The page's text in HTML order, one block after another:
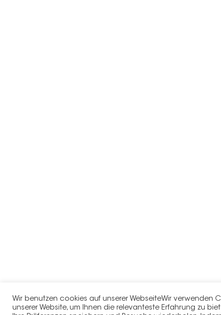
Wir benutzen cookies auf unserer WebseiteWir verwenden
unserer Website, um Ihnen die relevanteste Erfahrung zu